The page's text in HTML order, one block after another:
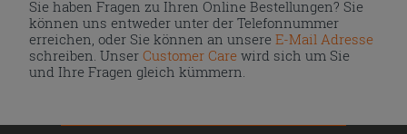
Sie haben Fragen zu Ihren Online Bestellungen? Sie
können uns entweder unter der Telefonnummer
erreichen, oder Sie können an unsereE-Mail Adresse
schreiben. UnserCustomer Care wird sich um Sie
und Ihre Fragen gleich kümmern.